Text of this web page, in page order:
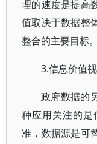
理的速度是提高
值取决于数据整
整合的主要目标。
3.信息价值
政府数据的
种应用关注的
准，数据源是可